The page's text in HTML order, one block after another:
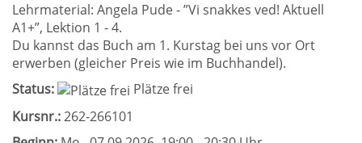
Lehrmaterial: Angela Pude - ”Vi snakkes ved! Aktuell
A1+”, Lektion 1 - 4.
Du kannst das Buch am 1. Kurstag bei uns vor Ort
erwerben (gleicher Preis wie im Buchhandel).
Status:
Plätze frei
Kursnr.:262-266101